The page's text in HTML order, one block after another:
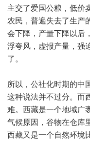
主交了爱国公粮，低价
农民，普遍失去了生产
会下降，产量下降以后
浮夸风，虚报产量，强
了。
所以，公社化时期的中
这种说法并不过分。而
难。西藏是一个地域广
气候原因，谷物在仓库
西藏又是一个自然环境